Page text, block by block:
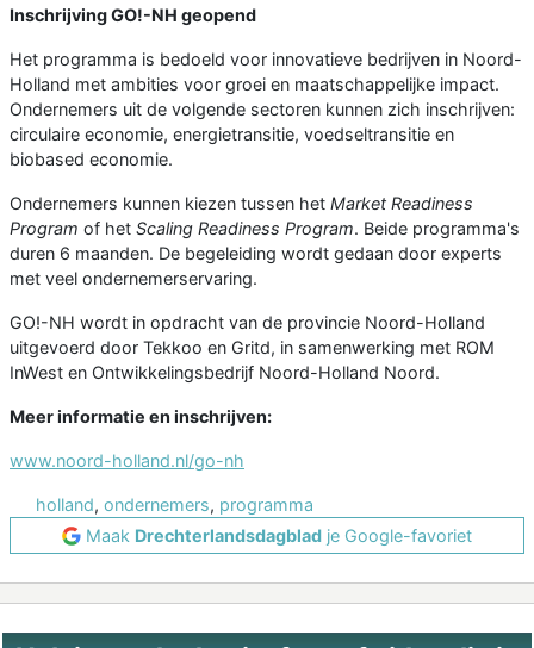
Inschrijving GO!-NH geopend
Het programma is bedoeld voor innovatieve bedrijven in Noord-
Holland met ambities voor groei en maatschappelijke impact.
Ondernemers uit de volgende sectoren kunnen zich inschrijven:
circulaire economie, energietransitie, voedseltransitie en
biobased economie.
Ondernemers kunnen kiezen tussen het Market Readiness
Program of het Scaling Readiness Program. Beide programma's
duren 6 maanden. De begeleiding wordt gedaan door experts
met veel ondernemerservaring.
GO!-NH wordt in opdracht van de provincie Noord-Holland
uitgevoerd door Tekkoo en Gritd, in samenwerking met ROM
InWest en Ontwikkelingsbedrijf Noord-Holland Noord.
Meer informatie en inschrijven:
www.noord-holland.nl/go-nh
holland, ondernemers, programma
Maak Drechterlandsdagblad je Google-favoriet